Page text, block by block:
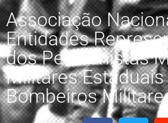
Associação
Entidades
dos Pensionistas
Militares Estaduais
Bombeiros